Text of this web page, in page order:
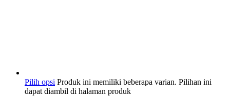
Pilih opsi Produk ini memiliki beberapa varian. Pilihan ini
dapat diambil di halaman produk